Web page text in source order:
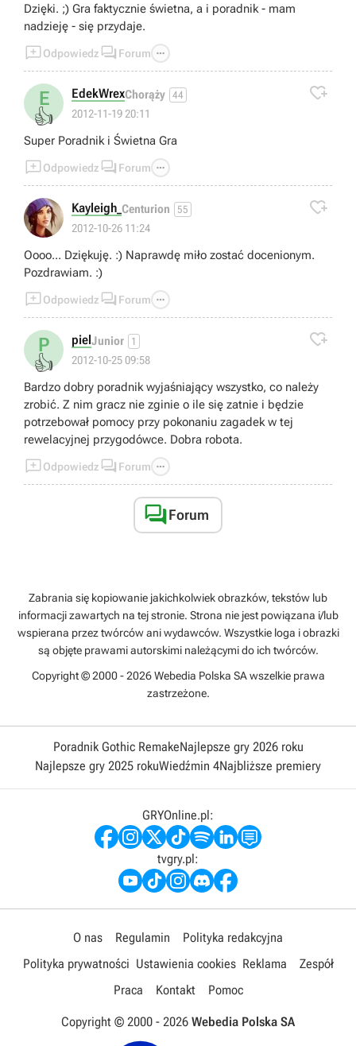
Dzięki. ;) Gra faktycznie świetna, a i poradnik - mam
nadzieję - się przydaje.
Odpowiedz  Forum 
E
👍
EdekWrexChorąży 44
2012-11-19 20:11

Super Poradnik i Świetna Gra
Odpowiedz  Forum 
Kayleigh_ Centurion 55
2012-10-26 11:24

Oooo... Dziękuję. :) Naprawdę miło zostać docenionym.
Pozdrawiam. :)
Odpowiedz  Forum 
P
👍
pielJunior 1
2012-10-25 09:58

Bardzo dobry poradnik wyjaśniający wszystko, co należy
zrobić. Z nim gracz nie zginie o ile się zatnie i będzie
potrzebował pomocy przy pokonaniu zagadek w tej
rewelacyjnej przygodówce. Dobra robota.
Odpowiedz  Forum 
Forum
Zabrania się kopiowanie jakichkolwiek obrazków, tekstów lub
informacji zawartych na tej stronie. Strona nie jest powiązana i/lub
wspierana przez twórców ani wydawców. Wszystkie loga i obrazki
są objęte prawami autorskimi należącymi do ich twórców.
Copyright © 2000 - 2026 Webedia Polska SA wszelkie prawa
zastrzeżone.
Poradnik Gothic RemakeNajlepsze gry 2026 roku
Najlepsze gry 2025 rokuWiedźmin 4Najbliższe premiery
GRYOnline.pl:
tvgry.pl:
O nas Regulamin
Polityka redakcyjna
Polityka prywatności Ustawienia cookies Reklama
Zespół
Praca
Kontakt Pomoc
Copyright © 2000 - 2026 Webedia Polska SA